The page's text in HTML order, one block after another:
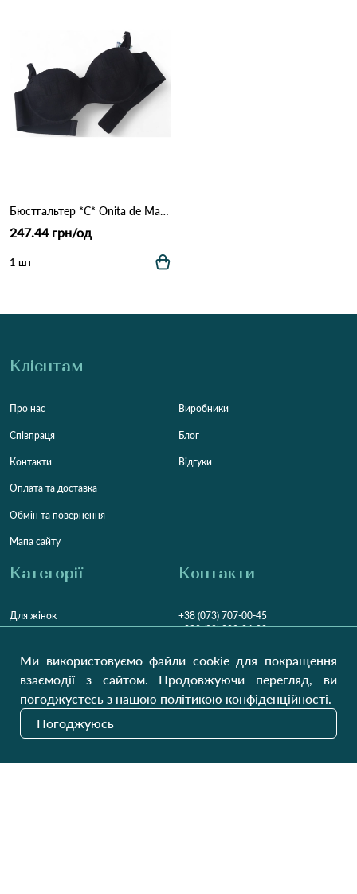
Бюстгальтер *С* Onita de Mas 2316 Чорний
247.44 грн/од
1 шт
Клієнтам
Про нас
Співпраця
Контакти
Оплата та доставка
Обмін та повернення
Мапа сайту
Виробники
Блог
Відгуки
Категорії
Для жінок
Для дітей
Домашній текстиль
Контакти
+38 (073) 707-00-45
+380 (99) 302-84-98
Замовити дзвінок
Пн-Пт9:00 - 16:00
НД Вихідний
Україна, Луцьк, 43000
Ми використовуємо файли cookie для покращення
взаємодії з сайтом. Продовжуючи перегляд, ви
погоджуєтесь з нашою політикою конфіденційності.
Погоджуюсь